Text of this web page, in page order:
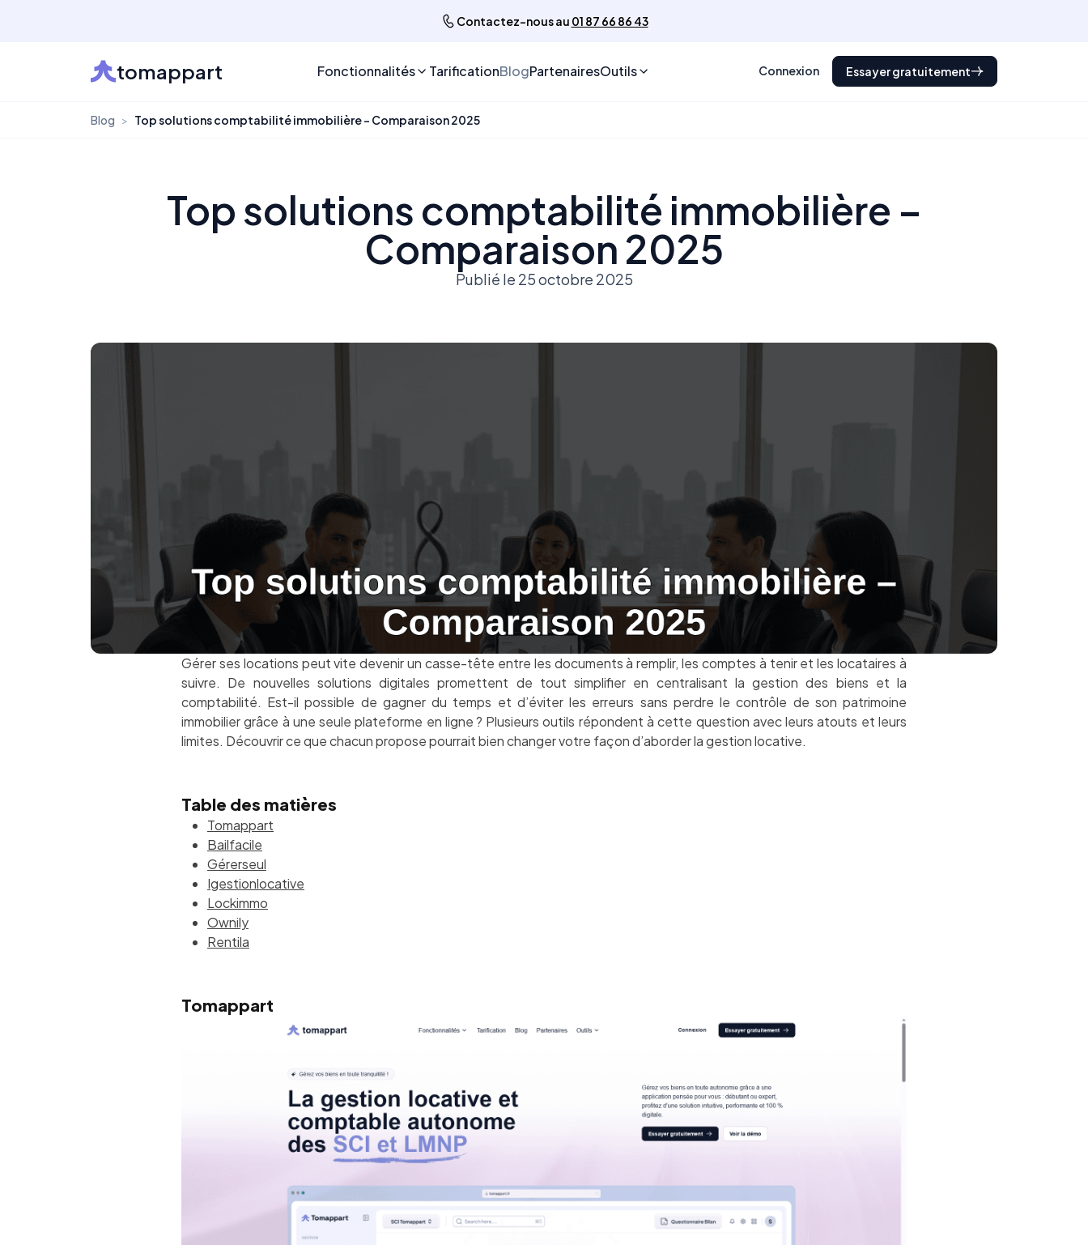
Contactez-nous au 01 87 66 86 43
tomappart Fonctionnalités TarificationBlogPartenairesOutils Connexion Essayer gratuitement
Blog > Top solutions comptabilité immobilière – Comparaison 2025
Top solutions comptabilité immobilière –
Comparaison 2025
Publié le 25 octobre 2025
Gérer ses locations peut vite devenir un casse-tête entre les documents à remplir, les comptes à tenir et les locataires à
suivre. De nouvelles solutions digitales promettent de tout simplifier en centralisant la gestion des biens et la
comptabilité. Est-il possible de gagner du temps et d’éviter les erreurs sans perdre le contrôle de son patrimoine
immobilier grâce à une seule plateforme en ligne ? Plusieurs outils répondent à cette question avec leurs atouts et leurs
limites. Découvrir ce que chacun propose pourrait bien changer votre façon d’aborder la gestion locative.
Table des matières
Tomappart
Bailfacile
Gérerseul
Igestionlocative
Lockimmo
Ownily
Rentila
Tomappart